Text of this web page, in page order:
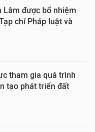
Lâm được bổ nhiệm
chí Pháp luật và
tham gia quá trình
tạo phát triển đất